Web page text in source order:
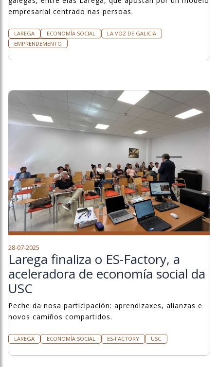
empresarial centrado nas persoas.
LAREGA ECONOMÍA SOCIAL
LA VOZ DE GALICIA
EMPRENDEMENTO
28-07-2025
Larega finaliza o ES-Factory, a
aceleradora de economía social da
USC
Peche da nosa participación: aprendizaxes, alianzas e
novos camiños compartidos.
LAREGA ECONOMÍA SOCIAL ES-FACTORY USC